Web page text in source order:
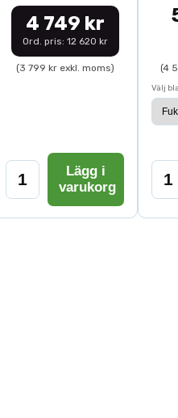
4 749 kr
Ord. pris: 12 620 kr
(3 799 kr exkl. moms)
Lägg i
varukorg
(4
Välj